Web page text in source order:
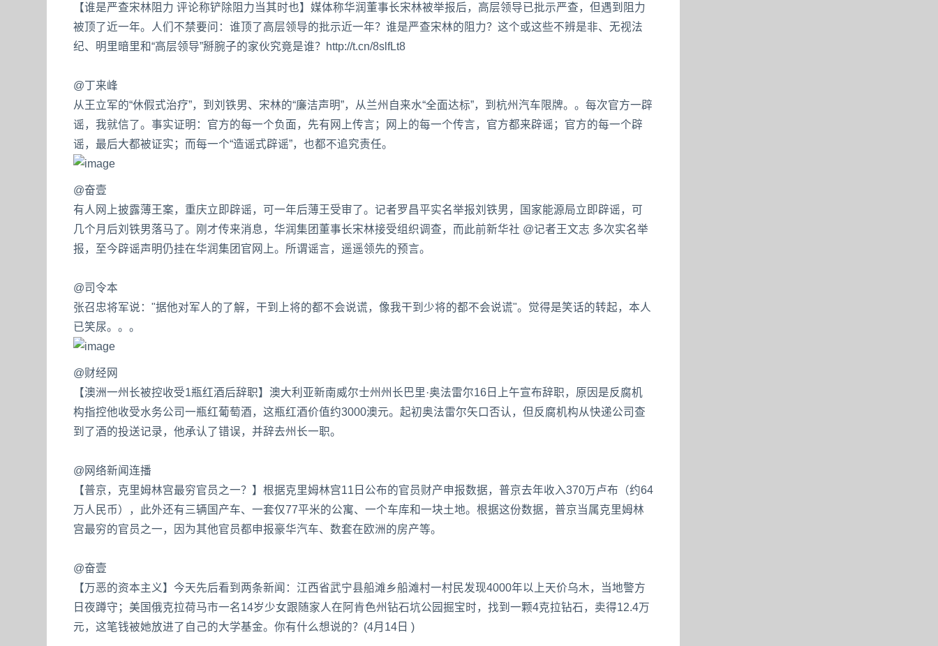
【谁是严查宋林阻力 评论称铲除阻力当其时也】媒体称华润董事长宋林被举报后，高层领导已批示严查，但遇到阻力
被顶了近一年。人们不禁要问：谁顶了高层领导的批示近一年？谁是严查宋林的阻力？这个或这些不辨是非、无视法
纪、明里暗里和“高层领导”掰腕子的家伙究竟是谁？http://t.cn/8slfLt8
@丁来峰
从王立军的“休假式治疗”，到刘铁男、宋林的“廉洁声明”，从兰州自来水“全面达标”，到杭州汽车限牌。。每次官方一辟
谣，我就信了。事实证明：官方的每一个负面，先有网上传言；网上的每一个传言，官方都来辟谣；官方的每一个辟
谣，最后大都被证实；而每一个“造谣式辟谣”，也都不追究责任。
@奋壹
有人网上披露薄王案，重庆立即辟谣，可一年后薄王受审了。记者罗昌平实名举报刘铁男，国家能源局立即辟谣，可
几个月后刘铁男落马了。刚才传来消息，华润集团董事长宋林接受组织调查，而此前新华社 @记者王文志 多次实名举
报，至今辟谣声明仍挂在华润集团官网上。所谓谣言，遥遥领先的预言。
@司令本
张召忠将军说："据他对军人的了解，干到上将的都不会说谎，像我干到少将的都不会说谎"。觉得是笑话的转起，本人
已笑尿。。。
@财经网
【澳洲一州长被控收受1瓶红酒后辞职】澳大利亚新南威尔士州州长巴里·奥法雷尔16日上午宣布辞职，原因是反腐机
构指控他收受水务公司一瓶红葡萄酒，这瓶红酒价值约3000澳元。起初奥法雷尔矢口否认，但反腐机构从快递公司查
到了酒的投送记录，他承认了错误，并辞去州长一职。
@网络新闻连播
【普京，克里姆林宫最穷官员之一？】根据克里姆林宫11日公布的官员财产申报数据，普京去年收入370万卢布（约64
万人民币），此外还有三辆国产车、一套仅77平米的公寓、一个车库和一块土地。根据这份数据，普京当属克里姆林
宫最穷的官员之一，因为其他官员都申报豪华汽车、数套在欧洲的房产等。
@奋壹
【万恶的资本主义】今天先后看到两条新闻：江西省武宁县船滩乡船滩村一村民发现4000年以上天价乌木，当地警方
日夜蹲守；美国俄克拉荷马市一名14岁少女跟随家人在阿肯色州钻石坑公园掘宝时，找到一颗4克拉钻石，卖得12.4万
元，这笔钱被她放进了自己的大学基金。你有什么想说的？(4月14日 )